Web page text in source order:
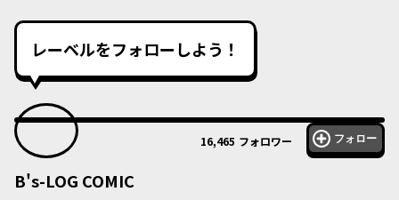
レーベルをフォローしよう！
16,465 フォロワー フォロー
B's-LOG COMIC